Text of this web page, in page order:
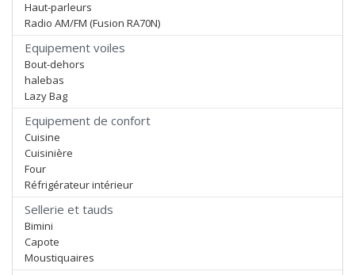
Haut-parleurs
Radio AM/FM (Fusion RA70N)
Equipement voiles
Bout-dehors
halebas
Lazy Bag
Equipement de confort
Cuisine
Cuisinière
Four
Réfrigérateur intérieur
Sellerie et tauds
Bimini
Capote
Moustiquaires